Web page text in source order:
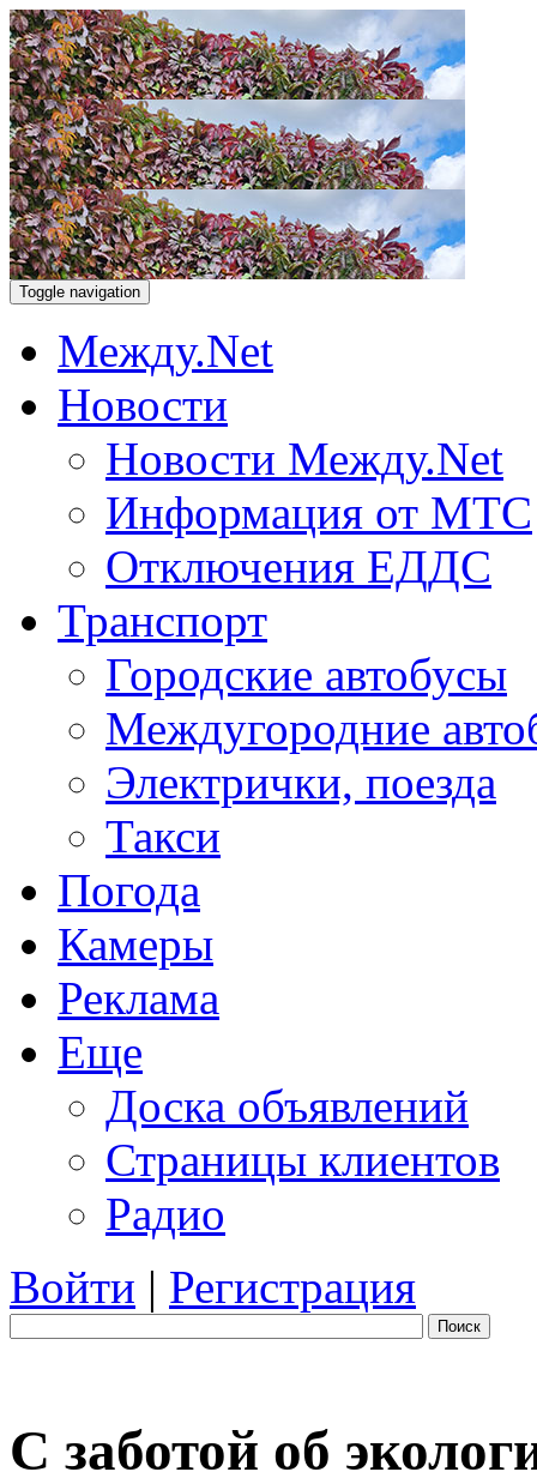
Toggle navigation
Между.Net
Новости
Новости Между.Net
Информация от МТС
Отключения ЕДДС
Транспорт
Городские автобусы
Междугородние
Электрички, поезда
Такси
Погода
Камеры
Реклама
Еще
Доска объявлений
Страницы клиентов
Радио
Войти | Регистрация
Поиск
С заботой об